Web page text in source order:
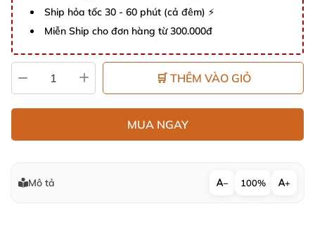
Ship hỏa tốc 30 - 60 phút (cả đêm) ⚡
Miễn Ship cho đơn hàng từ 300.000đ
🛒 THÊM VÀO GIỎ
MUA NGAY
Mô tả − 100% +